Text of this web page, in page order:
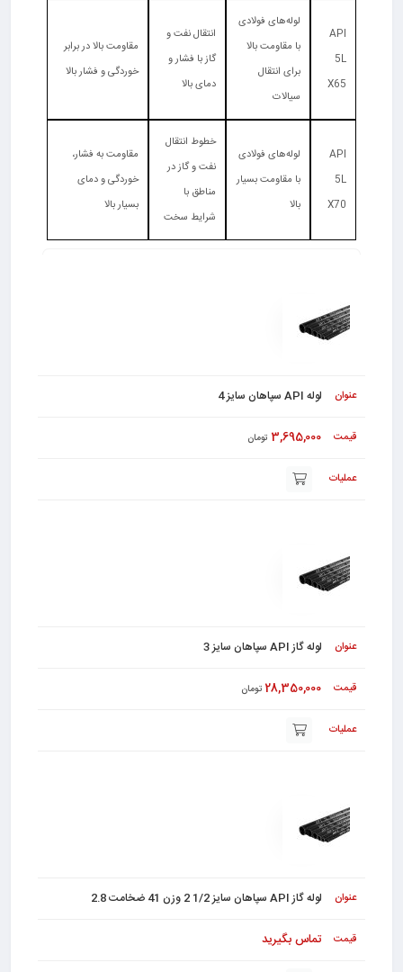
API
5L
X65
لوله‌های فولادی
با مقاومت بالا
برای انتقال
سیالات
انتقال نفت و
گاز با فشار و
دمای بالا
مقاومت بالا در برابر
خوردگی و فشار بالا
API
5L
X70
لوله‌های فولادی
با مقاومت بسیار
بالا
خطوط انتقال
نفت و گاز در
مناطق با
شرایط سخت
مقاومت به فشار،
خوردگی و دمای
بسیار بالا
لوله API سپاهان سایز 4
3,695,000 تومان
لوله گاز API سپاهان سایز 3
28,350,000 تومان
لوله گاز API سپاهان سایز 1/2 2 وزن 41 ضخامت 2.8
تماس بگیرید